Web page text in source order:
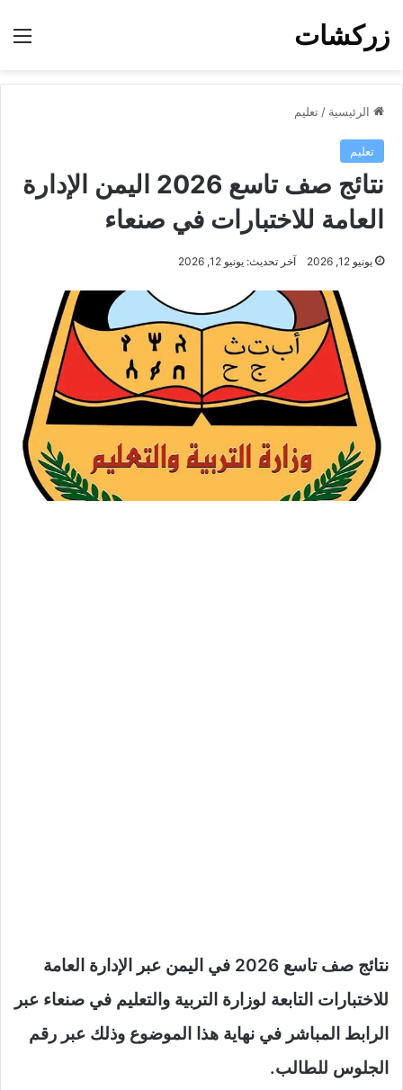
زركشات
الرئيسية / تعليم
تعليم
نتائج صف تاسع 2026 اليمن الإدارة
العامة للاختبارات في صنعاء
يونيو 12, 2026 آخر تحديث: يونيو 12, 2026
نتائج صف تاسع 2026 في اليمن عبر الإدارة العامة
للاختبارات التابعة لوزارة التربية والتعليم في صنعاء عبر
الرابط المباشر في نهاية هذا الموضوع وذلك عبر رقم
الجلوس للطالب.